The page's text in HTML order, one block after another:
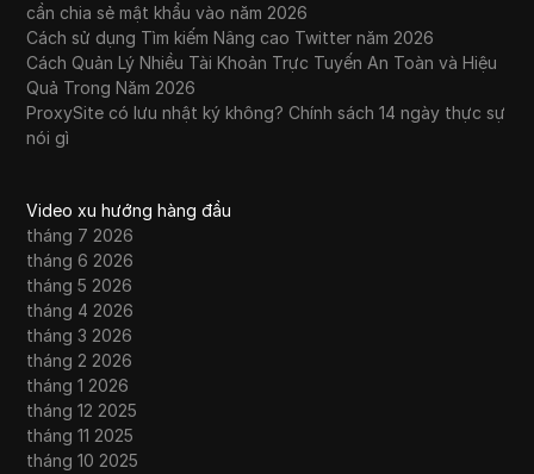
cần chia sẻ mật khẩu vào năm 2026
Cách sử dụng Tìm kiếm Nâng cao Twitter năm 2026
Cách Quản Lý Nhiều Tài Khoản Trực Tuyến An Toàn và Hiệu
Quả Trong Năm 2026
ProxySite có lưu nhật ký không? Chính sách 14 ngày thực sự
nói gì
Video xu hướng hàng đầu
tháng 7 2026
tháng 6 2026
tháng 5 2026
tháng 4 2026
tháng 3 2026
tháng 2 2026
tháng 1 2026
tháng 12 2025
tháng 11 2025
tháng 10 2025